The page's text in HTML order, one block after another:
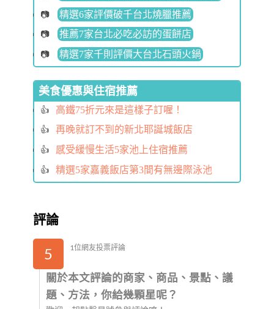
精選6家評價破千台北燒臘推薦
推薦7家台北必吃必訪的蛋餅店
精選7家千則評價大台北石頭火鍋
美食優惠與住宿推薦
高鐵75折元來是這樣子訂喔！
再晚就訂不到的新北耶誕城飯店
感受緩慢生活5家池上住宿推薦
精選5家嘉義飯店第3間有無邊際泳池
評論
5 1位網友投票評論
關於本文評論的商家、商品、景點、議
題、方法，你給幾顆星呢？